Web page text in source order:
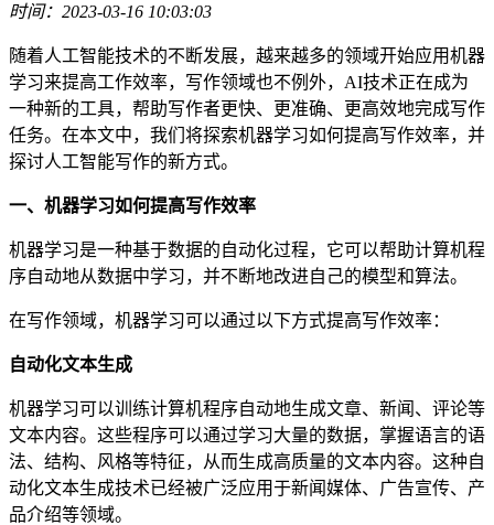
时间：2023-03-16 10:03:03
随着人工智能技术的不断发展，越来越多的领域开始应用机器
学习来提高工作效率，写作领域也不例外，AI技术正在成为
一种新的工具，帮助写作者更快、更准确、更高效地完成写作
任务。在本文中，我们将探索机器学习如何提高写作效率，并
探讨人工智能写作的新方式。
一、机器学习如何提高写作效率
机器学习是一种基于数据的自动化过程，它可以帮助计算机程
序自动地从数据中学习，并不断地改进自己的模型和算法。
在写作领域，机器学习可以通过以下方式提高写作效率：
自动化文本生成
机器学习可以训练计算机程序自动地生成文章、新闻、评论等
文本内容。这些程序可以通过学习大量的数据，掌握语言的语
法、结构、风格等特征，从而生成高质量的文本内容。这种自
动化文本生成技术已经被广泛应用于新闻媒体、广告宣传、产
品介绍等领域。